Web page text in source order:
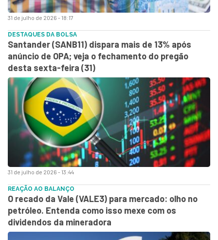
31 de julho de 2026 - 18:17
31 de julho de 2026 - 13:44
DESTAQUES DA BOLSA
Santander (SANB11) dispara mais de 13% após
anúncio de OPA; veja o fechamento do pregão
desta sexta-feira (31)
REAÇÃO AO BALANÇO
O recado da Vale (VALE3) para mercado: olho no
petróleo. Entenda como isso mexe com os
dividendos da mineradora